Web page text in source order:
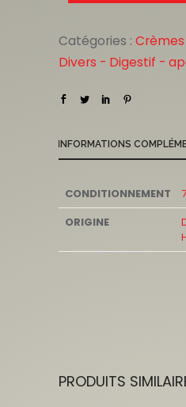
Catégories :
Divers - Digestif -
INFORMATIONS
CONDITIONNEMENT
ORIGINE
PRODUITS